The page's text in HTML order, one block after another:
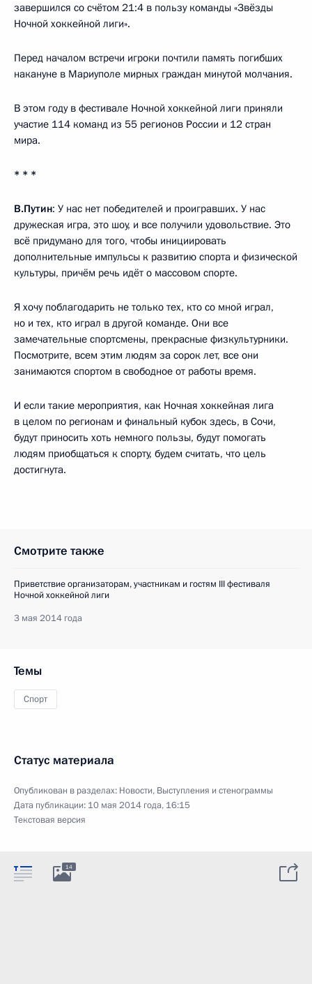
завершился со счётом 21:4 в пользу команды «Звёзды
Ночной хоккейной лиги».
Перед началом встречи игроки почтили память погибших
накануне в Мариуполе мирных граждан минутой молчания.
В этом году в фестивале Ночной хоккейной лиги приняли
участие 114 команд из 55 регионов России и 12 стран
мира.
* * *
В.Путин: У нас нет победителей и проигравших. У нас
дружеская игра, это шоу, и все получили удовольствие. Это
всё придумано для того, чтобы инициировать
дополнительные импульсы к развитию спорта и физической
культуры, причём речь идёт о массовом спорте.
Я хочу поблагодарить не только тех, кто со мной играл,
но и тех, кто играл в другой команде. Они все
замечательные спортсмены, прекрасные физкультурники.
Посмотрите, всем этим людям за сорок лет, все они
занимаются спортом в свободное от работы время.
И если такие мероприятия, как Ночная хоккейная лига
в целом по регионам и финальный кубок здесь, в Сочи,
будут приносить хоть немного пользы, будут помогать
людям приобщаться к спорту, будем считать, что цель
достигнута.
Смотрите также
Приветствие организаторам, участникам и гостям III фестиваля
Ночной хоккейной лиги
3 мая 2014 года
Темы
Спорт
Статус материала
Опубликован в разделах: Новости, Выступления и стенограммы
Дата публикации: 10 мая 2014 года, 16:15
Текстовая версия
14